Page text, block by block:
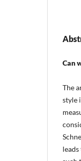
Can
The
style